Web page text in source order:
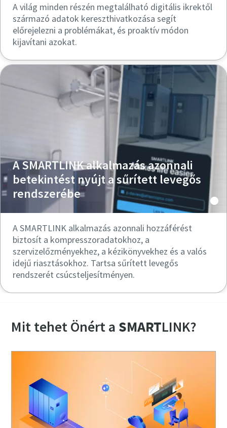
A világ minden részén megtalálható digitális ikrektől
származó adatok kereszthivatkozása segít
előrejelezni a problémákat, és proaktív módon
kijavítani azokat.
A SMARTLINK alkalmazás azonnali
betekintést nyújt a sűrített levegős
rendszerébe
A SMARTLINK alkalmazás azonnali hozzáférést
biztosít a kompresszoradatokhoz, a
szervizelőzményekhez, a kézikönyvekhez és a valós
idejű riasztásokhoz. Tartsa sűrített levegős
rendszerét csúcsteljesítményen.
Mit tehet Önért a SMARTLINK?